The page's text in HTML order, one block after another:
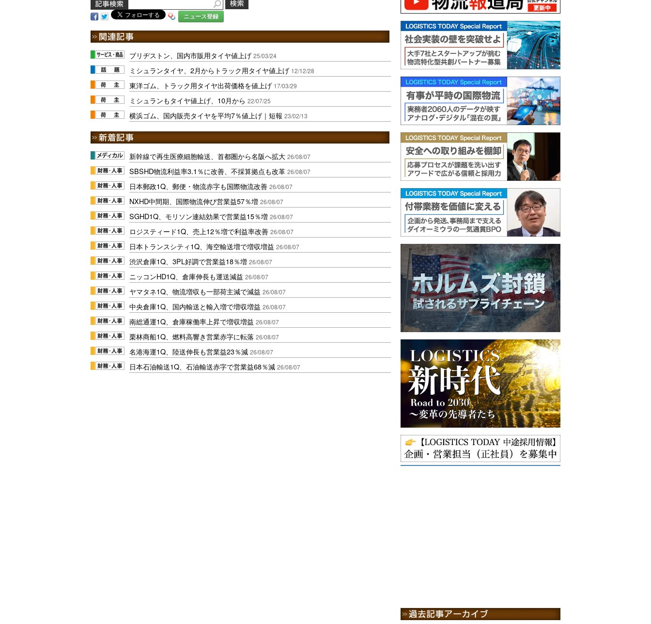
ニュース登録
ブリヂストン、国内市販用タイヤ値上げ 25/03/24
ミシュランタイヤ、2月からトラック用タイヤ値上げ 12/12/28
東洋ゴム、トラック用タイヤ出荷価格を値上げ 17/03/29
ミシュランもタイヤ値上げ、10月から 22/07/25
横浜ゴム、国内販売タイヤを平均7％値上げ｜短報 23/02/13
新幹線で再生医療細胞輸送、首都圏から名阪へ拡大 26/08/07
SBSHD物流利益率3.1％に改善、不採算拠点も改革 26/08/07
日本郵政1Q、郵便・物流赤字も国際物流改善 26/08/07
NXHD中間期、国際物流伸び営業益57％増 26/08/07
SGHD1Q、モリソン連結効果で営業益15％増 26/08/07
ロジスティード1Q、売上12％増で利益率改善 26/08/07
日本トランスシティ1Q、海空輸送増で増収増益 26/08/07
渋沢倉庫1Q、3PL好調で営業益18％増 26/08/07
ニッコンHD1Q、倉庫伸長も運送減益 26/08/07
ヤマタネ1Q、物流増収も一部荷主減で減益 26/08/07
中央倉庫1Q、国内輸送と輸入増で増収増益 26/08/07
南総通運1Q、倉庫稼働率上昇で増収増益 26/08/07
栗林商船1Q、燃料高響き営業赤字に転落 26/08/07
名港海運1Q、陸送伸長も営業益23％減 26/08/07
日本石油輸送1Q、石油輸送赤字で営業益68％減 26/08/07